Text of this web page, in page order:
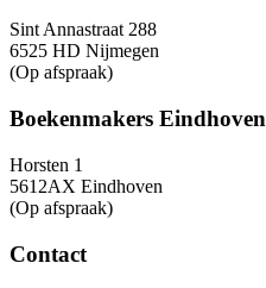
Sint Annastraat 288
6525 HD Nijmegen
(Op afspraak)
Boekenmakers Eindhoven
Horsten 1
5612AX Eindhoven
(Op afspraak)
Contact